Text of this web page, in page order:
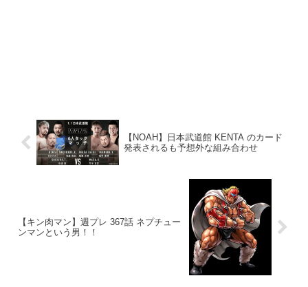
【NOAH】日本武道館 KENTA のカード
発表されるも予想外な組み合わせ
【キン肉マン】週プレ 367話 ネプチュー
ンマンという男！！